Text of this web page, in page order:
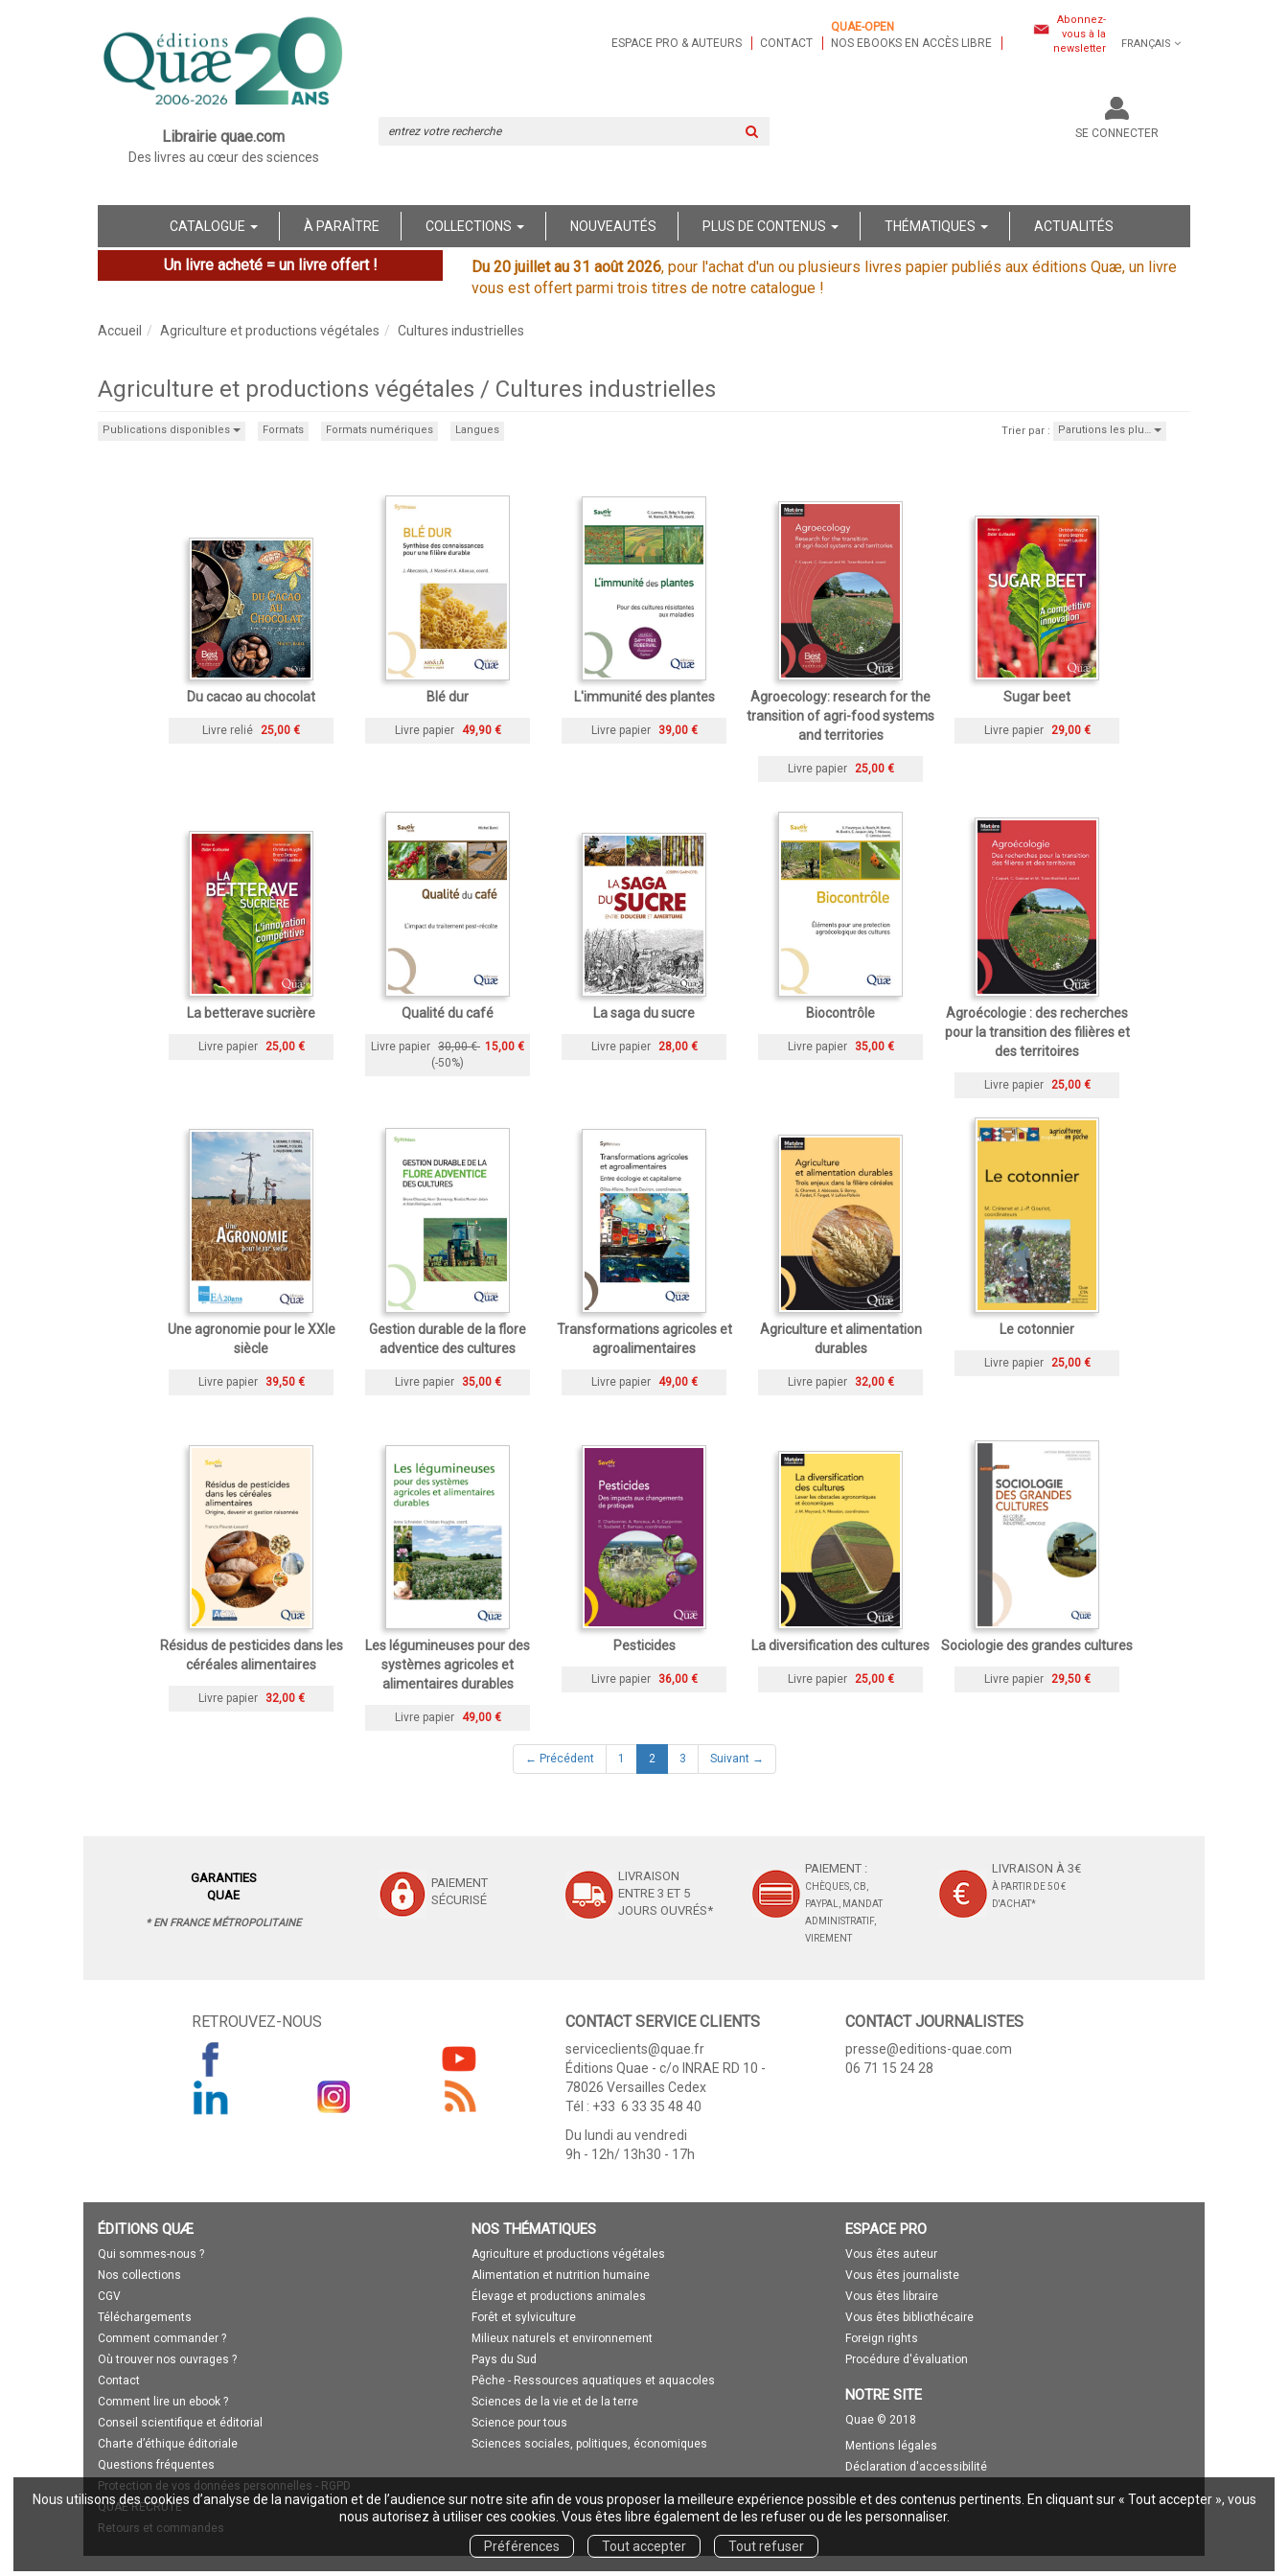
Nous utilisons des cookies d’analyse de la navigation et de l’audience sur notre site afin de vous proposer la meilleure expérience possible et des contenus pertinents. En cliquant sur « Tout accepter », vous
nous autorisez à utiliser ces cookies. Vous êtes libre également de les refuser ou de les personnaliser.
Préférences
Tout accepter Tout refuser
Librairie quae.com
Des livres au cœur des sciences
ESPACE PRO & AUTEURS CONTACT
QUAE-OPEN
NOS EBOOKS EN ACCÈS LIBRE
Abonnez-
vous à la
newsletter
FRANÇAIS
SE CONNECTER
CATALOGUE À PARAÎTRE COLLECTIONS NOUVEAUTÉS PLUS DE CONTENUS THÉMATIQUES ACTUALITÉS
Un livre acheté = un livre offert ! Du 20 juillet au 31 août 2026, pour l'achat d'un ou plusieurs livres papier publiés aux éditions Quæ, un livre
vous est offert parmi trois titres de notre catalogue !
Accueil Agriculture et productions végétales Cultures industrielles
Agriculture et productions végétales / Cultures industrielles
Publications disponibles Formats Formats numériques Langues Trier par : Parutions les plu…
Du cacao au chocolat
Livre relié 25,00 €
Blé dur
Livre papier 49,90 €
L'immunité des plantes
Livre papier 39,00 €
Agroecology: research for the
transition of agri-food systems
and territories
Livre papier 25,00 €
Sugar beet
Livre papier 29,00 €
La betterave sucrière
Livre papier 25,00 €
Qualité du café
Livre papier 30,00 € 15,00 €
(-50%)
La saga du sucre
Livre papier 28,00 €
Biocontrôle
Livre papier 35,00 €
Agroécologie : des recherches
pour la transition des filières et
des territoires
Livre papier 25,00 €
Une agronomie pour le XXIe
siècle
Livre papier 39,50 €
Gestion durable de la flore
adventice des cultures
Livre papier 35,00 €
Transformations agricoles et
agroalimentaires
Livre papier 49,00 €
Agriculture et alimentation
durables
Livre papier 32,00 €
Le cotonnier
Livre papier 25,00 €
Résidus de pesticides dans les
céréales alimentaires
Livre papier 32,00 €
Les légumineuses pour des
systèmes agricoles et
alimentaires durables
Livre papier 49,00 €
Pesticides
Livre papier 36,00 €
La diversification des cultures
Livre papier 25,00 €
Sociologie des grandes cultures
Livre papier 29,50 €
← Précédent 1 2(current)
3 Suivant →
GARANTIES
QUAE
* EN FRANCE MÉTROPOLITAINE
PAIEMENT
SÉCURISÉ
LIVRAISON
ENTRE 3 ET 5
JOURS OUVRÉS*
PAIEMENT :
CHÈQUES, CB,
PAYPAL, MANDAT
ADMINISTRATIF,
VIREMENT
LIVRAISON À 3€
À PARTIR DE 50 €
D'ACHAT*
RETROUVEZ-NOUS CONTACT SERVICE CLIENTS
serviceclients@quae.fr
Éditions Quae - c/o INRAE RD 10 -
78026 Versailles Cedex
Tél : +33 6 33 35 48 40
Du lundi au vendredi
9h - 12h/ 13h30 - 17h
CONTACT JOURNALISTES
presse@editions-quae.com
06 71 15 24 28
ÉDITIONS QUÆ
Qui sommes-nous ?
Nos collections
CGV
Téléchargements
Comment commander ?
Où trouver nos ouvrages ?
Contact
Comment lire un ebook ?
Conseil scientifique et éditorial
Charte d’éthique éditoriale
Questions fréquentes
Protection de vos données personnelles - RGPD
QUAE RECRUTE
Retours et commandes
NOS THÉMATIQUES
Agriculture et productions végétales
Alimentation et nutrition humaine
Élevage et productions animales
Forêt et sylviculture
Milieux naturels et environnement
Pays du Sud
Pêche - Ressources aquatiques et aquacoles
Sciences de la vie et de la terre
Science pour tous
Sciences sociales, politiques, économiques
ESPACE PRO
Vous êtes auteur
Vous êtes journaliste
Vous êtes libraire
Vous êtes bibliothécaire
Foreign rights
Procédure d'évaluation
NOTRE SITE
Quae © 2018
Mentions légales
Déclaration d'accessibilité